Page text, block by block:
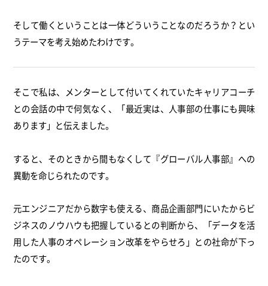
そして働くということは一体どういうことなのだろうか？とい
うテーマを考え始めたわけです。
そこで私は、メンターとして付いてくれていたキャリアコーチ
との会話の中で何気なく、「最近実は、人事部の仕事にも興味
あります」と伝えました。
すると、そのときから間もなくして『グローバル人事部』への
異動を命じられたのです。
元エンジニアだから数字も使える、商品企画部門にいたからビ
ジネスのノウハウも把握しているとの判断から、「データを活
用した人事のオペレーション改革をやらせろ」との社命が下っ
たのです。